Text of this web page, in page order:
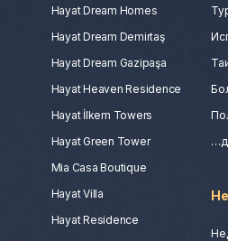
Hayat Dream Homes
Hayat Dream Demirtaş
Hayat Dream Gazipaşa
Hayat Heaven Residence
Hayat İlkem Towers
Hayat Green Tower
Mia Casa Boutique
Hayat Villa
Hayat Residence